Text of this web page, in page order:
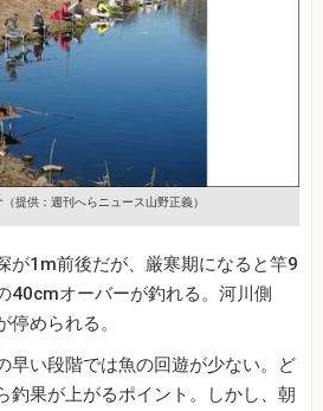
（提供：週刊へらニュース山野正義）
が1m前後だが、厳寒期になると竿9
40cmオーバーが釣れる。河川側
められる。
早い段階では魚の回遊が少ない。ど
釣果が上がるポイント。しかし、朝